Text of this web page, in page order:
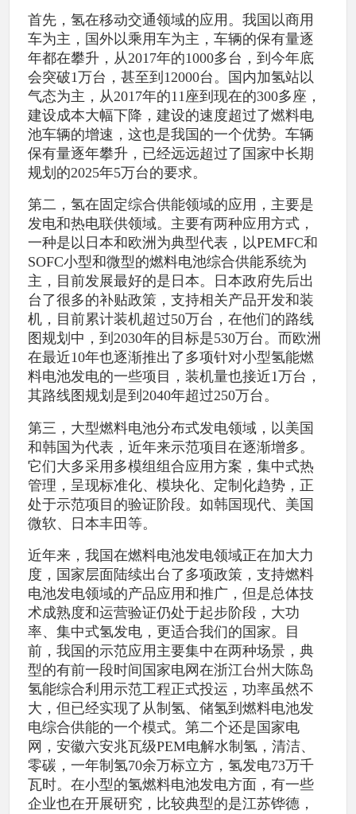
首先，氢在移动交通领域的应用。我国以商用
车为主，国外以乘用车为主，车辆的保有量逐
年都在攀升，从2017年的1000多台，到今年底
会突破1万台，甚至到12000台。国内加氢站以
气态为主，从2017年的11座到现在的300多座，
建设成本大幅下降，建设的速度超过了燃料电
池车辆的增速，这也是我国的一个优势。车辆
保有量逐年攀升，已经远远超过了国家中长期
规划的2025年5万台的要求。
第二，氢在固定综合供能领域的应用，主要是
发电和热电联供领域。主要有两种应用方式，
一种是以日本和欧洲为典型代表，以PEMFC和
SOFC小型和微型的燃料电池综合供能系统为
主，目前发展最好的是日本。日本政府先后出
台了很多的补贴政策，支持相关产品开发和装
机，目前累计装机超过50万台，在他们的路线
图规划中，到2030年的目标是530万台。而欧洲
在最近10年也逐渐推出了多项针对小型氢能燃
料电池发电的一些项目，装机量也接近1万台，
其路线图规划是到2040年超过250万台。
第三，大型燃料电池分布式发电领域，以美国
和韩国为代表，近年来示范项目在逐渐增多。
它们大多采用多模组组合应用方案，集中式热
管理，呈现标准化、模块化、定制化趋势，正
处于示范项目的验证阶段。如韩国现代、美国
微软、日本丰田等。
近年来，我国在燃料电池发电领域正在加大力
度，国家层面陆续出台了多项政策，支持燃料
电池发电领域的产品应用和推广，但是总体技
术成熟度和运营验证仍处于起步阶段，大功
率、集中式氢发电，更适合我们的国家。目
前，我国的示范应用主要集中在两种场景，典
型的有前一段时间国家电网在浙江台州大陈岛
氢能综合利用示范工程正式投运，功率虽然不
大，但已经实现了从制氢、储氢到燃料电池发
电综合供能的一个模式。第二个还是国家电
网，安徽六安兆瓦级PEM电解水制氢，清洁、
零碳，一年制氢70余万标立方，氢发电73万千
瓦时。在小型的氢燃料电池发电方面，有一些
企业也在开展研究，比较典型的是江苏铧德，